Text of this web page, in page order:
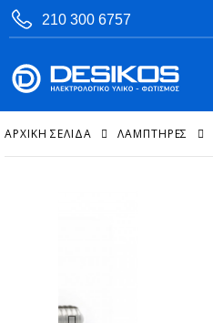
210 300 6757
ΑΡΧΙΚΉ ΣΕΛΊΔΑ ΛΑΜΠΤΗΡΕΣ